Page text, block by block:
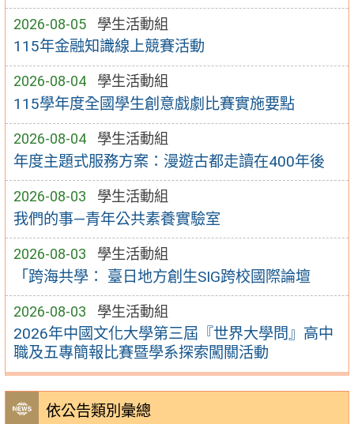
2026-08-05 學生活動組
115年金融知識線上競賽活動
2026-08-04 學生活動組
115學年度全國學生創意戲劇比賽實施要點
2026-08-04 學生活動組
年度主題式服務方案：漫遊古都走讀在400年後
2026-08-03 學生活動組
我們的事—青年公共素養實驗室
2026-08-03 學生活動組
「跨海共學： 臺日地方創生SIG跨校國際論壇
2026-08-03 學生活動組
2026年中國文化大學第三屆『世界大學問』高中
職及五專簡報比賽暨學系探索闖關活動
依公告類別彙總